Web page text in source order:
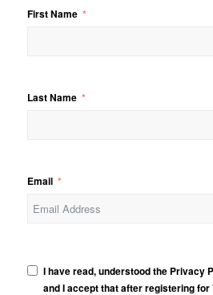
First Name
Last Name
Email
I have read, understood the Privacy
and I accept that after registering for